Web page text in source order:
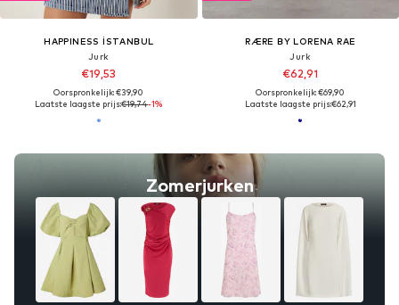
HAPPINESS İSTANBUL
Jurk
€19,53
Oorspronkelijk: €39,90
Laatste laagste prijs:€19,74-1%
RÆRE BY LORENA RAE
Jurk
€62,91
Oorspronkelijk: €69,90
Laatste laagste prijs:€62,91
Zomerjurken